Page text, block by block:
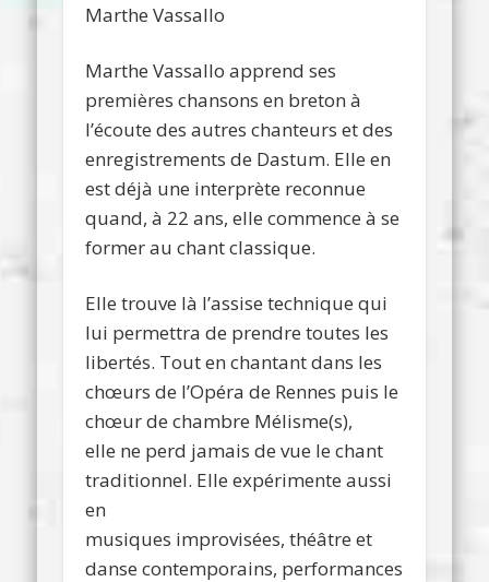
Marthe Vassallo
Marthe Vassallo apprend ses
premières chansons en breton à
l’écoute des autres chanteurs et des
enregistrements de Dastum. Elle en
est déjà une interprète reconnue
quand, à 22 ans, elle commence à se
former au chant classique.
Elle trouve là l’assise technique qui
lui permettra de prendre toutes les
libertés. Tout en chantant dans les
chœurs de l’Opéra de Rennes puis le
chœur de chambre Mélisme(s),
elle ne perd jamais de vue le chant
traditionnel. Elle expérimente aussi
en
musiques improvisées, théâtre et
danse contemporains, performances